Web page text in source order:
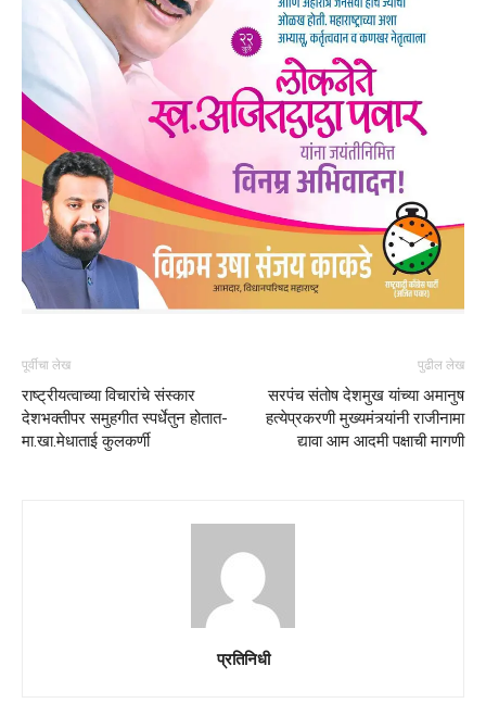
पूर्वीचा लेख
राष्ट्रीयत्वाच्या विचारांचे संस्कार
देशभक्तीपर समुहगीत स्पर्धेतुन होतात-
मा.खा.मेधाताई कुलकर्णी
पुढील लेख
सरपंच संतोष देशमुख यांच्या अमानुष
हत्येप्रकरणी मुख्यमंत्र्यांनी राजीनामा
द्यावा आम आदमी पक्षाची मागणी
प्रतिनिधी